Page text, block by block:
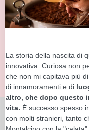
La storia della nascita di
innovativa. Curiosa non
che non mi capitava più
di innamoramenti e di
altro, che dopo questo
vita. È successo spesso
con molti stranieri, tanto